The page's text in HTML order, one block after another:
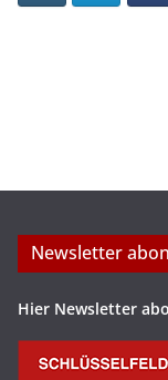
Newsletter
Hier Newsletter